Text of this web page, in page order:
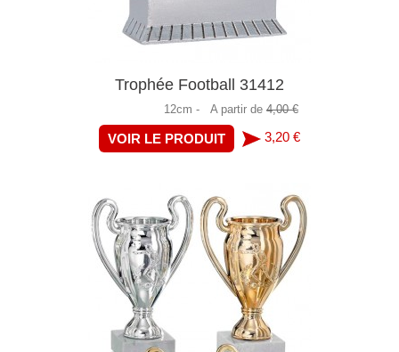
Trophée Football 31412
12cm - A partir de 4,00 €
VOIR LE PRODUIT 3,20 €